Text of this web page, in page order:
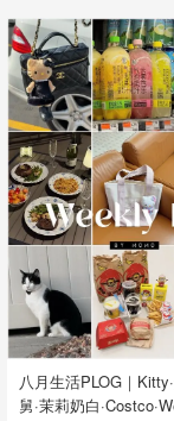
八月生活PLOG｜
舅·茉莉奶白